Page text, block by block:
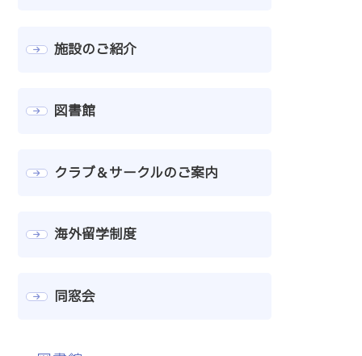
施設のご紹介
図書館
クラブ＆サークルのご案内
海外留学制度
同窓会